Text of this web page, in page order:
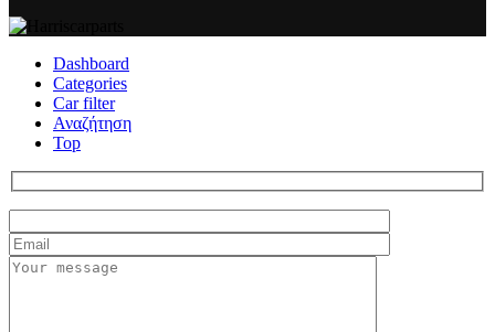
Dashboard
Categories
Car filter
Αναζήτηση
Top